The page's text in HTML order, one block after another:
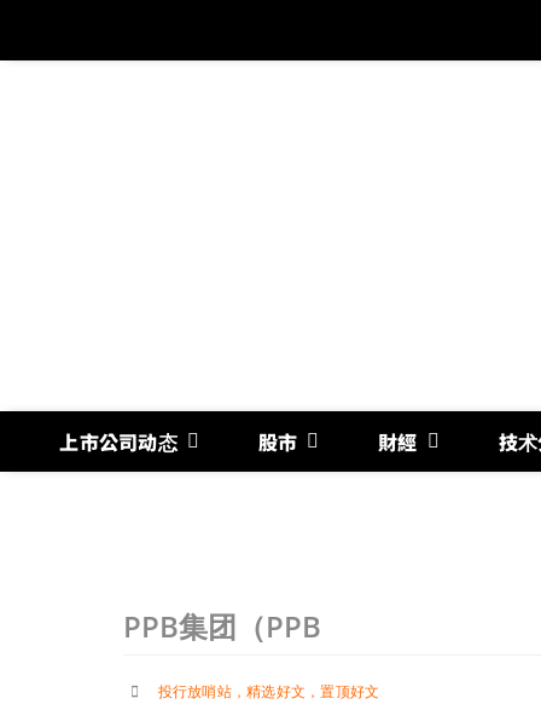
上市公司动态 股市 財經 技
PPB集团（PPB
投行放哨站，精选好文 ，置顶好文